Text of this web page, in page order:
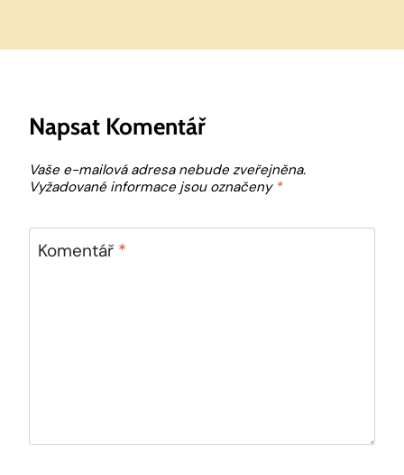
Napsat Komentář
Vaše e-mailová adresa nebude zveřejněna.
Vyžadované informace jsou označeny *
Komentář *